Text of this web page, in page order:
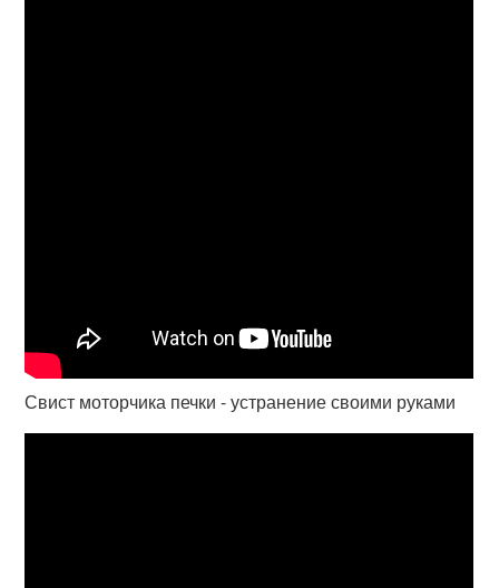
Свист моторчика печки - устранение своими руками